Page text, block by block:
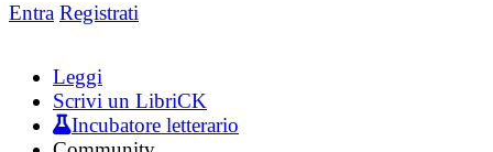
Entra Registrati
Leggi
Scrivi un LibriCK
Incubatore letterario